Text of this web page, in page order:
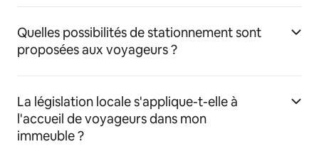
Quelles possibilités de stationnement sont
proposées aux voyageurs ?
La législation locale s'applique-t-elle à
l'accueil de voyageurs dans mon
immeuble ?